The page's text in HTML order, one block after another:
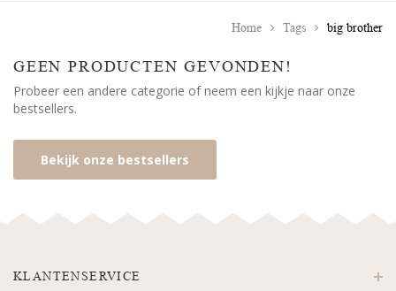
Home Tags big brother
GEEN PRODUCTEN GEVONDEN!
Probeer een andere categorie of neem een kijkje naar onze
bestsellers.
Bekijk onze bestsellers
KLANTENSERVICE